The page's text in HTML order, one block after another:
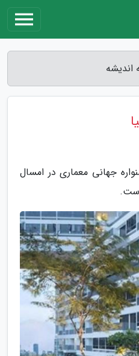
اندیشه
جهانی معماری در امسال